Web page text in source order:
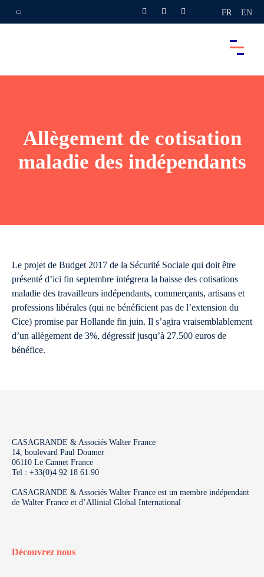
FR EN
Allègement de cotisation
maladie des indépendants
Le projet de Budget 2017 de la Sécurité Sociale qui doit être
présenté d’ici fin septembre intégrera la baisse des cotisations
maladie des travailleurs indépendants, commerçants, artisans et
professions libérales (qui ne bénéficient pas de l’extension du
Cice) promise par Hollande fin juin. Il s’agira vraisemblablement
d’un allègement de 3%, dégressif jusqu’à 27.500 euros de
bénéfice.
CASAGRANDE & Associés Walter France
14, boulevard Paul Doumer
06110 Le Cannet France
Tel : +33(0)4 92 18 61 90
CASAGRANDE & Associés Walter France est un membre indépendant
de Walter France et d’Allinial Global International
Découvrez nous